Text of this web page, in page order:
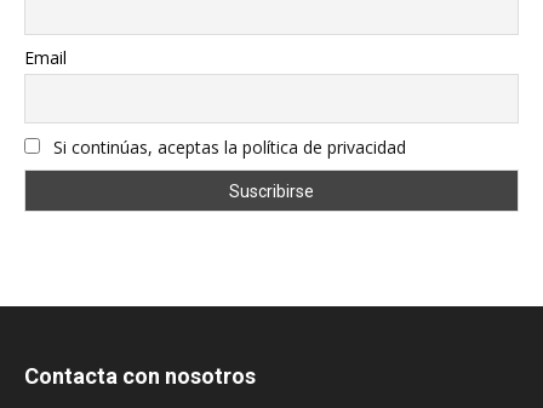
Email
Si continúas, aceptas la política de privacidad
Contacta con nosotros